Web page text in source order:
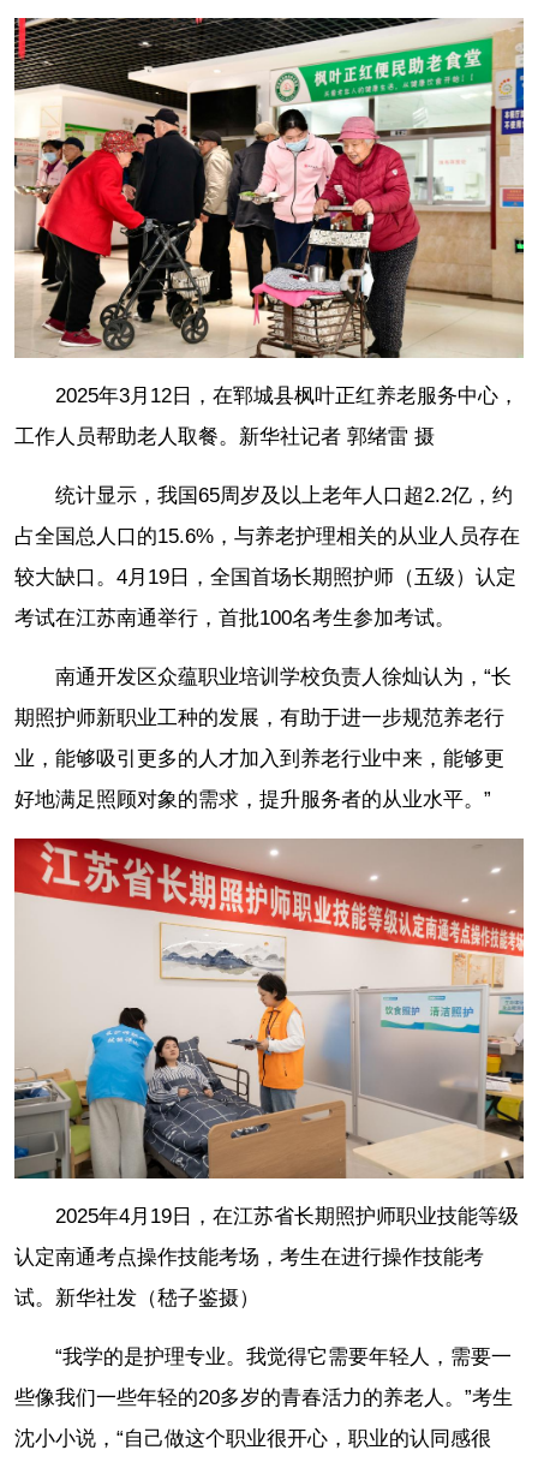
2025年3月12日，在郓城县枫叶正红养老服务中心，
工作人员帮助老人取餐。新华社记者 郭绪雷 摄
统计显示，我国65周岁及以上老年人口超2.2亿，约
占全国总人口的15.6%，与养老护理相关的从业人员存在
较大缺口。4月19日，全国首场长期照护师（五级）认定
考试在江苏南通举行，首批100名考生参加考试。
南通开发区众蕴职业培训学校负责人徐灿认为，“长
期照护师新职业工种的发展，有助于进一步规范养老行
业，能够吸引更多的人才加入到养老行业中来，能够更
好地满足照顾对象的需求，提升服务者的从业水平。”
2025年4月19日，在江苏省长期照护师职业技能等级
认定南通考点操作技能考场，考生在进行操作技能考
试。新华社发（嵇子鉴摄）
“我学的是护理专业。我觉得它需要年轻人，需要一
些像我们一些年轻的20多岁的青春活力的养老人。”考生
沈小小说，“自己做这个职业很开心，职业的认同感很